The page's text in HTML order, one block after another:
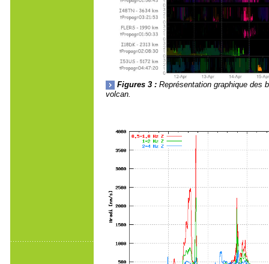
Figures 3 : Représentation graphique des
volcan.